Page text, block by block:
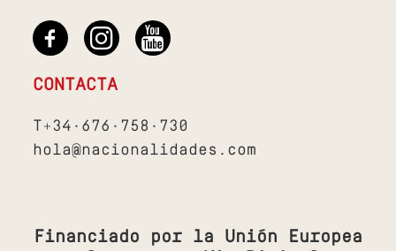
CONTACTA
T+34·676·758·730
hola@nacionalidades.com
Financiado por la Unión Europea